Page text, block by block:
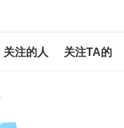
关注的人 关注TA的